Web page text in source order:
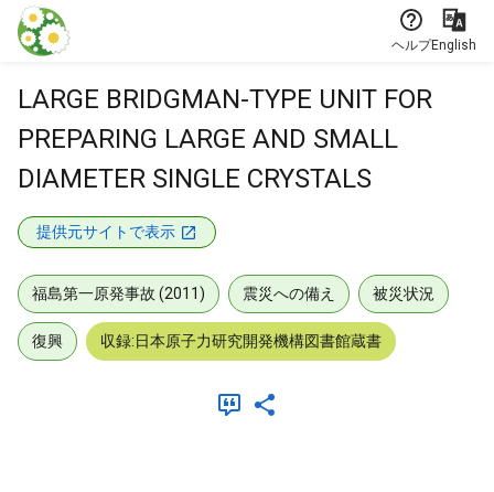
本文に飛ぶ
ヘルプEnglish
LARGE BRIDGMAN-TYPE UNIT FOR
PREPARING LARGE AND SMALL
DIAMETER SINGLE CRYSTALS
提供元サイトで表示
福島第一原発事故 (2011) 震災への備え 被災状況
復興 収録:日本原子力研究開発機構図書館蔵書